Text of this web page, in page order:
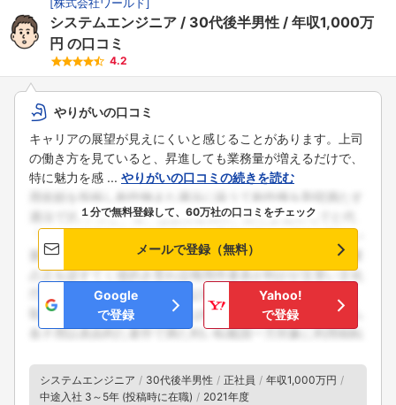
フォローしました
こちらの企業もフォローしませんか？
株式会社ワールド
システムエンジニア 30代後半男性
年収1,000万
円 の口コミ
4.2
やりがいの口コミ
キャリアの展望が見えにくいと感じることがあります。上司
の働き方を見ていると、昇進しても業務量が増えるだけで、
特に魅力を感 ... やりがいの口コミの続きを読む
１分で無料登録して、60万社の口コミをチェック
メールで登録（無料）
Google
で登録
Yahoo!
で登録
システムエンジニア 30代後半男性 正社員
年収1,000万円
中途入社 3～5年 (投稿時に在職)
2021年度